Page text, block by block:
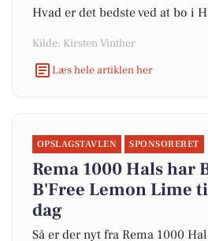
Hvad er det bedste ved at bo i
Kilde: Kirsten Vinther
Læs hele artiklen her
OPSLAGSTAVLEN SPONSORERET
Rema 1000 Hals har
B'Free Lemon Lime
dag
Så er der nyt fra Rema 1000